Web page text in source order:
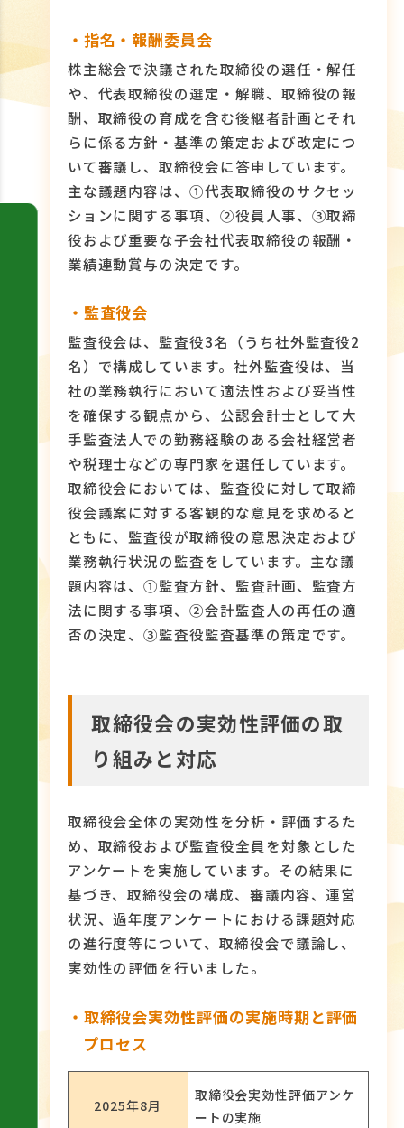
・指名・報酬委員会
株主総会で決議された取締役の選任・解任
や、代表取締役の選定・解職、取締役の報
酬、取締役の育成を含む後継者計画とそれ
らに係る方針・基準の策定および改定につ
いて審議し、取締役会に答申しています。
主な議題内容は、①代表取締役のサクセッ
ションに関する事項、②役員人事、③取締
役および重要な子会社代表取締役の報酬・
業績連動賞与の決定です。
・監査役会
監査役会は、監査役3名（うち社外監査役2
名）で構成しています。社外監査役は、当
社の業務執行において適法性および妥当性
を確保する観点から、公認会計士として大
手監査法人での勤務経験のある会社経営者
や税理士などの専門家を選任しています。
取締役会においては、監査役に対して取締
役会議案に対する客観的な意見を求めると
ともに、監査役が取締役の意思決定および
業務執行状況の監査をしています。主な議
題内容は、①監査方針、監査計画、監査方
法に関する事項、②会計監査人の再任の適
否の決定、③監査役監査基準の策定です。
取締役会の実効性評価の取
り組みと対応
取締役会全体の実効性を分析・評価するた
め、取締役および監査役全員を対象とした
アンケートを実施しています。その結果に
基づき、取締役会の構成、審議内容、運営
状況、過年度アンケートにおける課題対応
の進行度等について、取締役会で議論し、
実効性の評価を行いました。
・取締役会実効性評価の実施時期と評価
プロセス
2025年8月
取締役会実効性評価アンケ
ートの実施